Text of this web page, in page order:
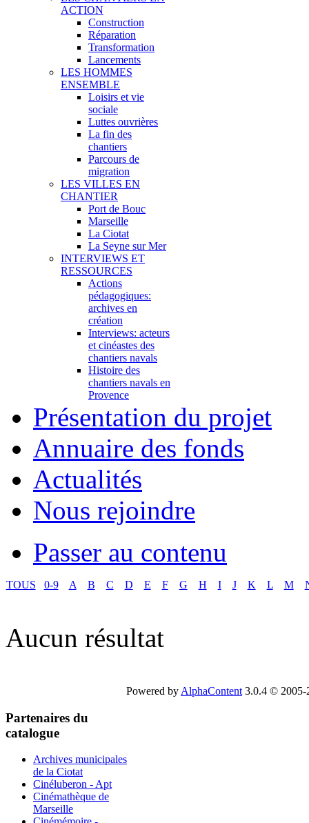
ACTION
Construction
Réparation
Transformation
Lancements
LES HOMMES
ENSEMBLE
Loisirs et vie
sociale
Luttes ouvrières
La fin des
chantiers
Parcours de
migration
LES VILLES EN
CHANTIER
Port de Bouc
Marseille
La Ciotat
La Seyne sur Mer
INTERVIEWS ET
RESSOURCES
Actions
pédagogiques:
archives en
création
Interviews: acteurs
et cinéastes des
chantiers navals
Histoire des
chantiers navals en
Provence
Présentation du projet
Annuaire des fonds
Actualités
Nous rejoindre
Passer au contenu
TOUS 0-9 A B C D E F G H I J K L M
Aucun résultat
Powered by AlphaContent 3.0.4 © 2005-
Partenaires du
catalogue
Archives municipales
de la Ciotat
Cinéluberon - Apt
Cinémathèque de
Marseille